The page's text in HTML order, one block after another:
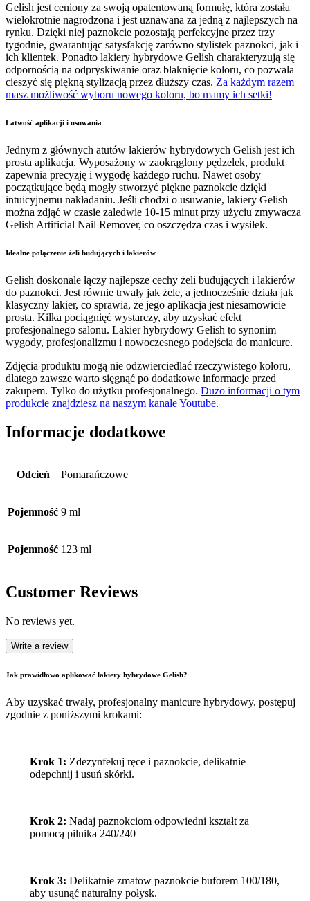
Gelish jest ceniony za swoją opatentowaną formułę, która została
wielokrotnie nagrodzona i jest uznawana za jedną z najlepszych na
rynku. Dzięki niej paznokcie pozostają perfekcyjne przez trzy
tygodnie, gwarantując satysfakcję zarówno stylistek paznokci, jak i
ich klientek. Ponadto lakiery hybrydowe Gelish charakteryzują się
odpornością na odpryskiwanie oraz blaknięcie koloru, co pozwala
cieszyć się piękną stylizacją przez dłuższy czas. Za każdym razem
masz możliwość wyboru nowego koloru, bo mamy ich setki!
Łatwość aplikacji i usuwania
Jednym z głównych atutów lakierów hybrydowych Gelish jest ich
prosta aplikacja. Wyposażony w zaokrąglony pędzelek, produkt
zapewnia precyzję i wygodę każdego ruchu. Nawet osoby
początkujące będą mogły stworzyć piękne paznokcie dzięki
intuicyjnemu nakładaniu. Jeśli chodzi o usuwanie, lakiery Gelish
można zdjąć w czasie zaledwie 10-15 minut przy użyciu zmywacza
Gelish Artificial Nail Remover, co oszczędza czas i wysiłek.
Idealne połączenie żeli budujących i lakierów
Gelish doskonale łączy najlepsze cechy żeli budujących i lakierów
do paznokci. Jest równie trwały jak żele, a jednocześnie działa jak
klasyczny lakier, co sprawia, że jego aplikacja jest niesamowicie
prosta. Kilka pociągnięć wystarczy, aby uzyskać efekt
profesjonalnego salonu. Lakier hybrydowy Gelish to synonim
wygody, profesjonalizmu i nowoczesnego podejścia do manicure.
Zdjęcia produktu mogą nie odzwierciedlać rzeczywistego koloru,
dlatego zawsze warto sięgnąć po dodatkowe informacje przed
zakupem. Tylko do użytku profesjonalnego. Dużo informacji o tym
produkcie znajdziesz na naszym kanale Youtube.
Informacje dodatkowe
Odcień Pomarańczowe
Pojemność 9 ml
Pojemność 123 ml
Customer Reviews
No reviews yet.
Write a review
Jak prawidłowo aplikować lakiery hybrydowe Gelish?
Aby uzyskać trwały, profesjonalny manicure hybrydowy, postępuj
zgodnie z poniższymi krokami:
Krok 1: Zdezynfekuj ręce i paznokcie, delikatnie
odepchnij i usuń skórki.
Krok 2: Nadaj paznokciom odpowiedni kształt za
pomocą pilnika 240/240
Krok 3: Delikatnie zmatow paznokcie buforem 100/180,
aby usunąć naturalny połysk.